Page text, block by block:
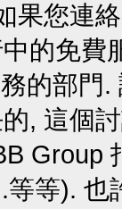
果您連
的免費
的部門
, 這個
Group
等).